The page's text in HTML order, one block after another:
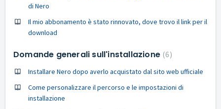
di Nero
Il mio abbonamento è stato rinnovato, dove trovo il link per il
download
Domande generali sull'installazione 6
Installare Nero dopo averlo acquistato dal sito web ufficiale
Come personalizzare il percorso e le impostazioni di
installazione